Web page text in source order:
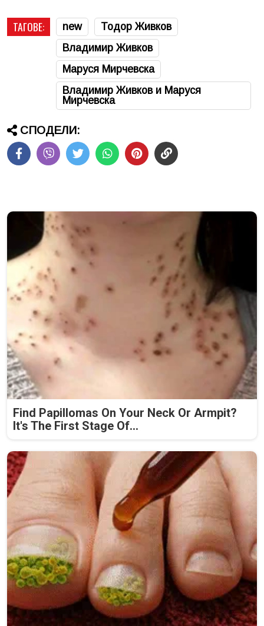
ТАГОВЕ: new
Тодор Живков
Владимир Живков
Маруся Мирчевска
Владимир Живков и Маруся
Мирчевска
СПОДЕЛИ:
Find Papillomas On Your Neck Or Armpit?
It's The First Stage Of...